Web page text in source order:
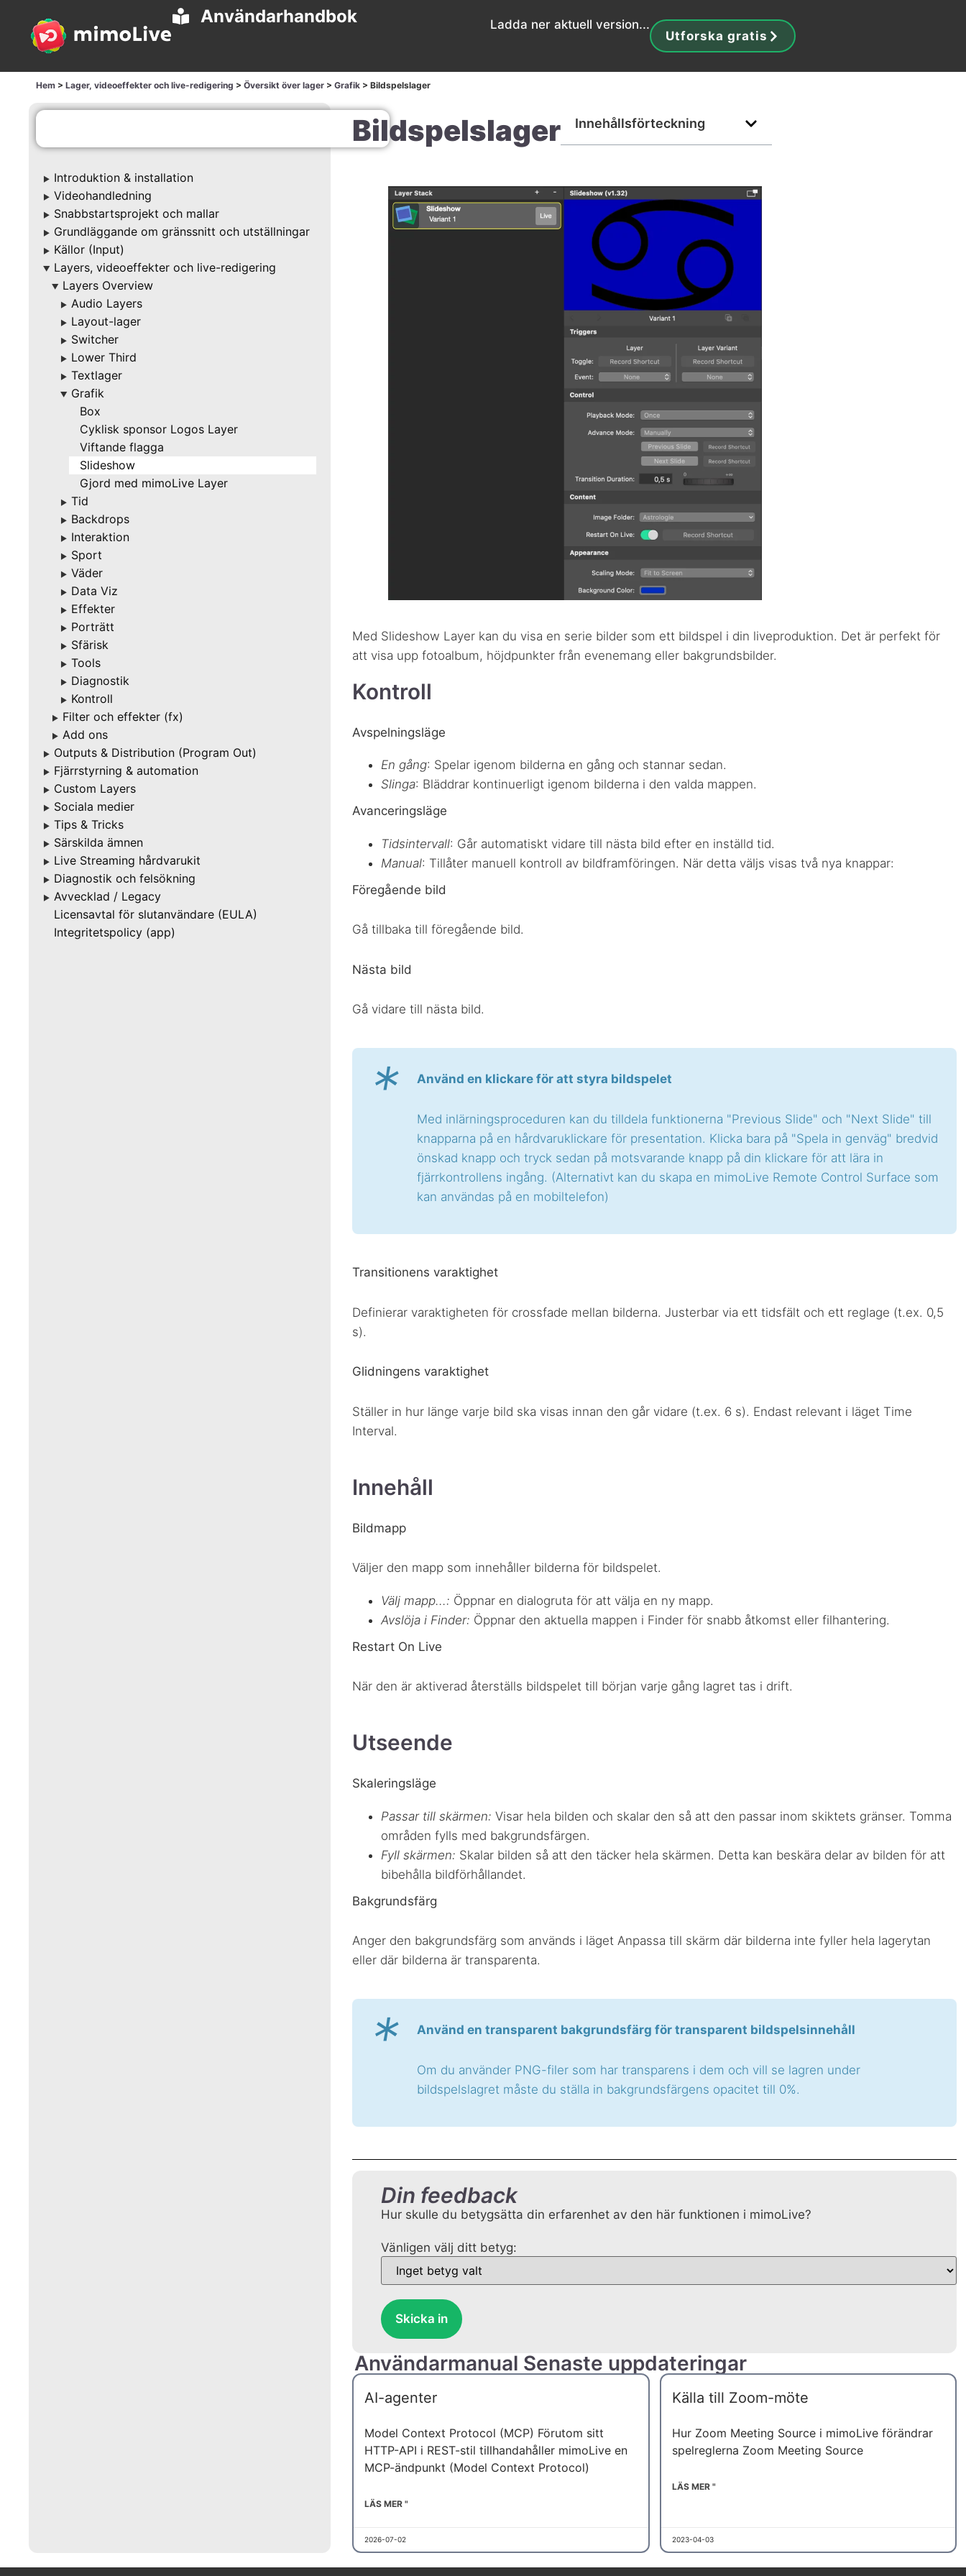
Användarhandbok
Ladda ner aktuell version...
Utforska gratis
Hem > Lager, videoeffekter och live-redigering > Översikt över lager > Grafik > Bildspelslager
▶ Introduktion & installation
▶ Videohandledning
▶ Snabbstartsprojekt och mallar
▶ Grundläggande om gränssnitt och utställningar
▶ Källor (Input)
▶ Layers, videoeffekter och live-redigering
▶ Layers Overview
▶ Audio Layers
▶ Layout-lager
▶ Switcher
▶ Lower Third
▶ Textlager
▶
Grafik
Box
Cyklisk sponsor Logos Layer
Viftande flagga
Slideshow
Gjord med mimoLive Layer
▶ Tid
▶ Backdrops
▶ Interaktion
▶ Sport
▶ Väder
▶ Data Viz
▶ Effekter
▶ Porträtt
▶ Sfärisk
▶ Tools
▶ Diagnostik
▶ Kontroll
▶ Filter och effekter (fx)
▶ Add ons
▶ Outputs & Distribution (Program Out)
▶ Fjärrstyrning & automation
▶ Custom Layers
▶ Sociala medier
▶ Tips & Tricks
▶ Särskilda ämnen
▶ Live Streaming hårdvarukit
▶ Diagnostik och felsökning
▶ Avvecklad / Legacy
Licensavtal för slutanvändare (EULA)
Integritetspolicy (app)
Bildspelslager Innehållsförteckning
Med Slideshow Layer kan du visa en serie bilder som ett bildspel i din liveproduktion. Det är perfekt för
att visa upp fotoalbum, höjdpunkter från evenemang eller bakgrundsbilder.
Kontroll
Avspelningsläge
En gång: Spelar igenom bilderna en gång och stannar sedan.
Slinga: Bläddrar kontinuerligt igenom bilderna i den valda mappen.
Avanceringsläge
Tidsintervall: Går automatiskt vidare till nästa bild efter en inställd tid.
Manual: Tillåter manuell kontroll av bildframföringen. När detta väljs visas två nya knappar:
Föregående bild
Gå tillbaka till föregående bild.
Nästa bild
Gå vidare till nästa bild.
* Använd en klickare för att styra bildspelet
Med inlärningsproceduren kan du tilldela funktionerna "Previous Slide" och "Next Slide" till
knapparna på en hårdvaruklickare för presentation. Klicka bara på "Spela in genväg" bredvid
önskad knapp och tryck sedan på motsvarande knapp på din klickare för att lära in
fjärrkontrollens ingång. (Alternativt kan du skapa en mimoLive Remote Control Surface som
kan användas på en mobiltelefon)
Transitionens varaktighet
Definierar varaktigheten för crossfade mellan bilderna. Justerbar via ett tidsfält och ett reglage (t.ex. 0,5
s).
Glidningens varaktighet
Ställer in hur länge varje bild ska visas innan den går vidare (t.ex. 6 s). Endast relevant i läget Time
Interval.
Innehåll
Bildmapp
Väljer den mapp som innehåller bilderna för bildspelet.
Välj mapp...: Öppnar en dialogruta för att välja en ny mapp.
Avslöja i Finder: Öppnar den aktuella mappen i Finder för snabb åtkomst eller filhantering.
Restart On Live
När den är aktiverad återställs bildspelet till början varje gång lagret tas i drift.
Utseende
Skaleringsläge
Passar till skärmen: Visar hela bilden och skalar den så att den passar inom skiktets gränser. Tomma
områden fylls med bakgrundsfärgen.
Fyll skärmen: Skalar bilden så att den täcker hela skärmen. Detta kan beskära delar av bilden för att
bibehålla bildförhållandet.
Bakgrundsfärg
Anger den bakgrundsfärg som används i läget Anpassa till skärm där bilderna inte fyller hela lagerytan
eller där bilderna är transparenta.
* Använd en transparent bakgrundsfärg för transparent bildspelsinnehåll
Om du använder PNG-filer som har transparens i dem och vill se lagren under
bildspelslagret måste du ställa in bakgrundsfärgens opacitet till 0%.
Din feedback
Hur skulle du betygsätta din erfarenhet av den här funktionen i mimoLive?
Vänligen välj ditt betyg:
Skicka in
Användarmanual Senaste uppdateringar
AI-agenter
Model Context Protocol (MCP) Förutom sitt
HTTP-API i REST-stil tillhandahåller mimoLive en
MCP-ändpunkt (Model Context Protocol)
LÄS MER "
2026-07-02
Källa till Zoom-möte
Hur Zoom Meeting Source i mimoLive förändrar
spelreglerna Zoom Meeting Source
LÄS MER "
2023-04-03
DE
PT